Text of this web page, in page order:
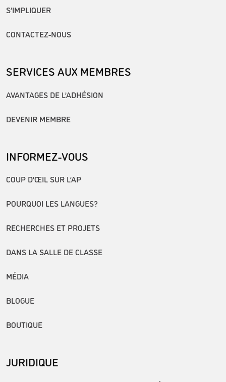
S’IMPLIQUER
CONTACTEZ-NOUS
SERVICES AUX MEMBRES
AVANTAGES DE L’ADHÉSION
DEVENIR MEMBRE
INFORMEZ-VOUS
COUP D’ŒIL SUR L’AP
POURQUOI LES LANGUES?
RECHERCHES ET PROJETS
DANS LA SALLE DE CLASSE
MÉDIA
BLOGUE
BOUTIQUE
JURIDIQUE